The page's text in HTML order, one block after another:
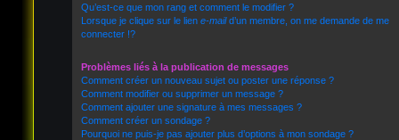
Qu’est-ce que mon rang et comment le modifier ?
Lorsque je clique sur le lien e-maild’un membre, on me demande de me
connecter !?
Problèmes liés à la publication de messages
Comment créer un nouveau sujet ou poster une réponse ?
Comment modifier ou supprimer un message ?
Comment ajouter une signature à mes messages ?
Comment créer un sondage ?
Pourquoi ne puis-je pas ajouter plus d’options à mon sondage ?